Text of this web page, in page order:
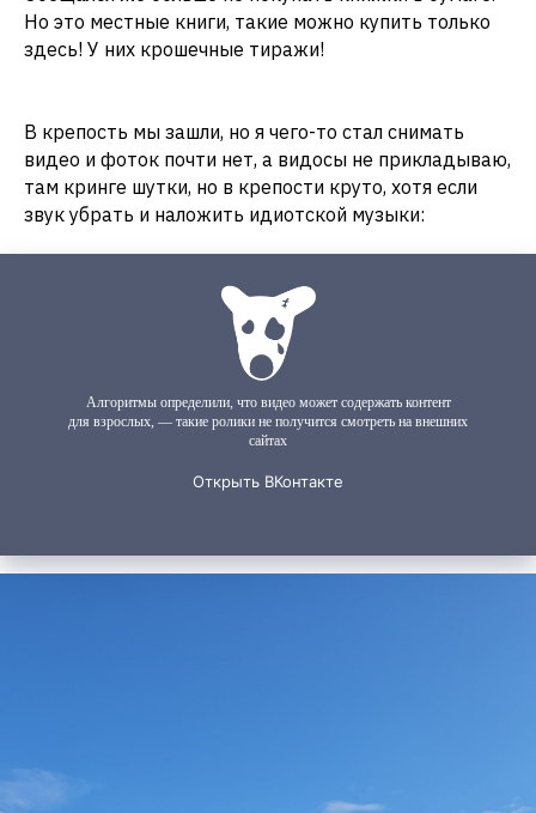
Но это местные книги, такие можно купить только
здесь! У них крошечные тиражи!
В крепость мы зашли, но я чего-то стал снимать
видео и фоток почти нет, а видосы не прикладываю,
там кринге шутки, но в крепости круто, хотя если
звук убрать и наложить идиотской музыки: